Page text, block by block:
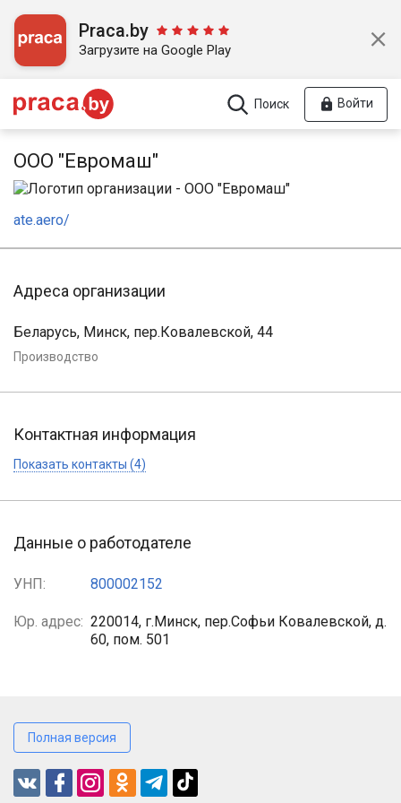
Praca.by
Загрузите на Google Play
Поиск Войти
ООО "Евромаш"
ate.aero/
Адреса организации
Беларусь, Минск, пер.Ковалевской, 44
Производство
Контактная информация
Показать контакты (4)
Данные о работодателе
УНП: 800002152
Юр. адрес: 220014, г.Минск, пер.Софьи Ковалевской, д.
60, пом. 501
Полная версия